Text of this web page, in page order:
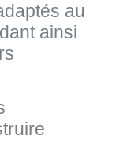
au
ainsi